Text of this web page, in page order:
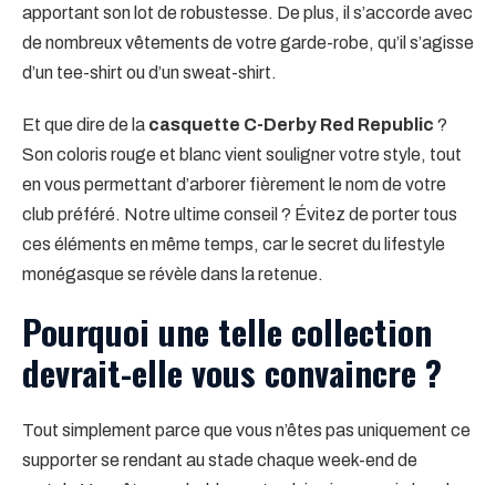
apportant son lot de robustesse. De plus, il s’accorde avec
de nombreux vêtements de votre garde-robe, qu’il s’agisse
d’un tee-shirt ou d’un sweat-shirt.
Et que dire de la casquette C-Derby Red Republic ?
Son coloris rouge et blanc vient souligner votre style, tout
en vous permettant d’arborer fièrement le nom de votre
club préféré. Notre ultime conseil ? Évitez de porter tous
ces éléments en même temps, car le secret du lifestyle
monégasque se révèle dans la retenue.
Pourquoi une telle collection
devrait-elle vous convaincre ?
Tout simplement parce que vous n’êtes pas uniquement ce
supporter se rendant au stade chaque week-end de